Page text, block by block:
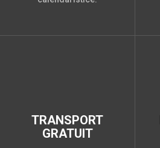
TRANSPORT
GRATUIT